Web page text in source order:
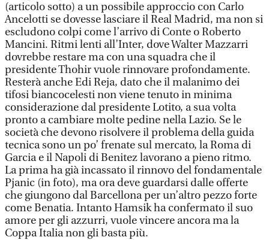
(articolo sotto) a un possibile approccio con Carlo
Ancelotti se dovesse lasciare il Real Madrid, ma non si
escludono colpi come l’arrivo di Conte o Roberto
Mancini. Ritmi lenti all’Inter, dove Walter Mazzarri
dovrebbe restare ma con una squadra che il
presidente Thohir vuole rinnovare profondamente.
Resterà anche Edi Reja, dato che il malanimo dei
tifosi biancocelesti non viene tenuto in minima
considerazione dal presidente Lotito, a sua volta
pronto a cambiare molte pedine nella Lazio. Se le
società che devono risolvere il problema della guida
tecnica sono un po’ frenate sul mercato, la Roma di
Garcia e il Napoli di Benitez lavorano a pieno ritmo.
La prima ha già incassato il rinnovo del fondamentale
Pjanic (in foto), ma ora deve guardarsi dalle offerte
che giungono dal Barcellona per un’altro pezzo forte
come Benatia. Intanto Hamsik ha confermato il suo
amore per gli azzurri, vuole vincere ancora ma la
Coppa Italia non gli basta più.